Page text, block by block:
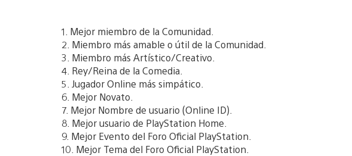
1. Mejor miembro de la Comunidad.
2. Miembro más amable o útil de la Comunidad.
3. Miembro más Artístico/Creativo.
4. Rey/Reina de la Comedia.
5. Jugador Online más simpático.
6. Mejor Novato.
7. Mejor Nombre de usuario (Online ID).
8. Mejor usuario de PlayStation Home.
9. Mejor Evento del Foro Oficial PlayStation.
10. Mejor Tema del Foro Oficial PlayStation.